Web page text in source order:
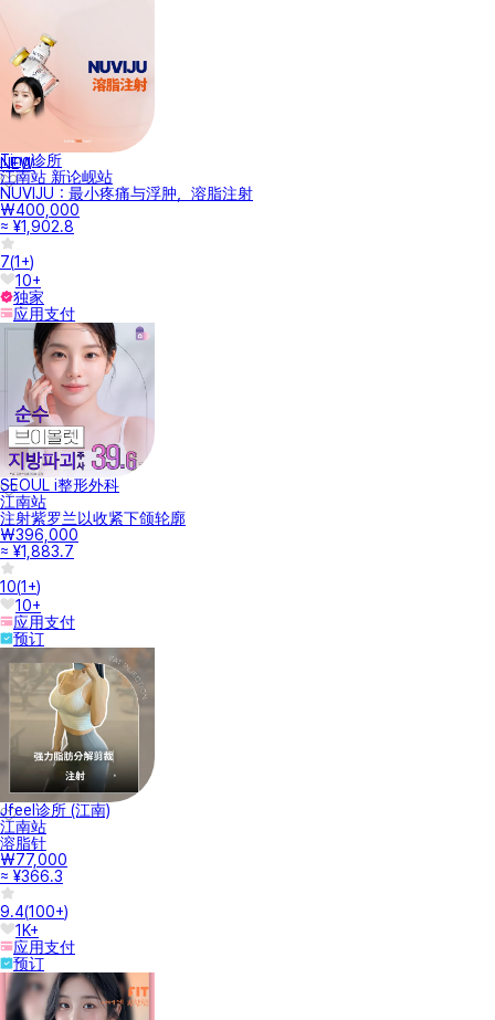
NEW
Ting诊所
江南站 新论岘站
NUVIJU：最小疼痛与浮肿，溶脂注射
₩400,000
≈ ¥1,902.8
7(1+)
10+
独家
应用支付
SEOUL i整形外科
江南站
注射紫罗兰以收紧下颌轮廓
₩396,000
≈ ¥1,883.7
10(1+)
10+
应用支付
预订
Jfeel诊所 (江南)
江南站
溶脂针
₩77,000
≈ ¥366.3
9.4(100+)
1K+
应用支付
预订